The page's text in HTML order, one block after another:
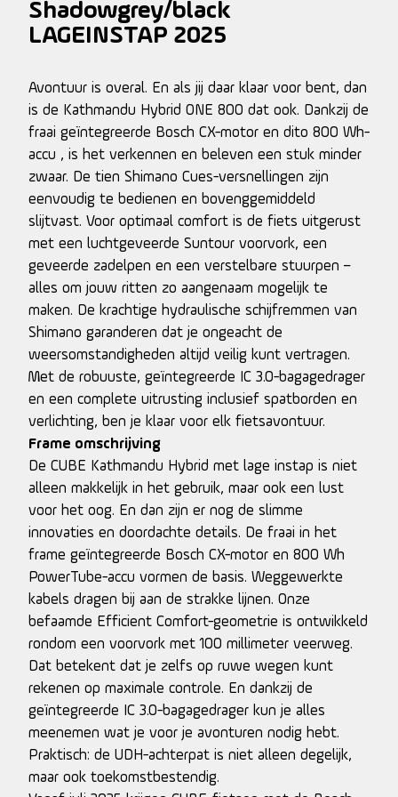
Shadowgrey/black
LAGEINSTAP 2025
Avontuur is overal. En als jij daar klaar voor bent, dan
is de Kathmandu Hybrid ONE 800 dat ook. Dankzij de
fraai geïntegreerde Bosch CX-motor en dito 800 Wh-
accu , is het verkennen en beleven een stuk minder
zwaar. De tien Shimano Cues-versnellingen zijn
eenvoudig te bedienen en bovenggemiddeld
slijtvast. Voor optimaal comfort is de fiets uitgerust
met een luchtgeveerde Suntour voorvork, een
geveerde zadelpen en een verstelbare stuurpen –
alles om jouw ritten zo aangenaam mogelijk te
maken. De krachtige hydraulische schijfremmen van
Shimano garanderen dat je ongeacht de
weersomstandigheden altijd veilig kunt vertragen.
Met de robuuste, geïntegreerde IC 3.0-bagagedrager
en een complete uitrusting inclusief spatborden en
verlichting, ben je klaar voor elk fietsavontuur.
Frame omschrijving
De CUBE Kathmandu Hybrid met lage instap is niet
alleen makkelijk in het gebruik, maar ook een lust
voor het oog. En dan zijn er nog de slimme
innovaties en doordachte details. De fraai in het
frame geïntegreerde Bosch CX-motor en 800 Wh
PowerTube-accu vormen de basis. Weggewerkte
kabels dragen bij aan de strakke lijnen. Onze
befaamde Efficient Comfort-geometrie is ontwikkeld
rondom een voorvork met 100 millimeter veerweg.
Dat betekent dat je zelfs op ruwe wegen kunt
rekenen op maximale controle. En dankzij de
geïntegreerde IC 3.0-bagagedrager kun je alles
meenemen wat je voor je avonturen nodig hebt.
Praktisch: de UDH-achterpat is niet alleen degelijk,
maar ook toekomstbestendig.